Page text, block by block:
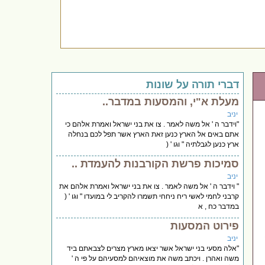
דברי תורה על שונות
מעלת א"י, והמסעות במדבר..
יניב
"וידבר ה ' אל משה לאמר . צו את בני ישראל ואמרת אלהם כי
אתם באים אל הארץ כנען זאת הארץ אשר תפל לכם בנחלה
ארץ כנען לגבלתיה " וגו ' (
סמיכות פרשת הקורבנות להעמדת ..
יניב
" וידבר ה ' אל משה לאמר . צו את בני ישראל ואמרת אלהם את
קרבני לחמי לאשי ריח ניחחי תשמרו להקריב לי במועדו " וגו ' (
במדבר כח , א
פירוט המסעות
יניב
"אלה מסעי בני ישראל אשר יצאו מארץ מצרים לצבאתם ביד
משה ואהרן . ויכתב משה את מוצאיהם למסעיהם על פי ה '